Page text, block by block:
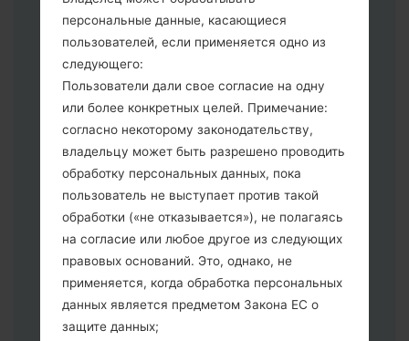
выберите CSC _ ***, в другом случае
выберите HOME_CSC _ *** для
сохранения Ваших данных.
Теперь выключите устройство и
войдите в "Download" режим. Все
методы как это сделать:
Нажмите и удерживайте клавиши:
питание, громкости и Bixbi.
Нажмите и удерживайте клавиши:
регулировки громкости. Подключив
телефон к ПК используя USB кабель.
Нажмите и удерживайте клавиши:
питание, громкости и домой.
Подключите USB кабель и нажмите
клавиши: уменьшение звука и Bixbi.
персональные данные, касающиеся
пользователей, если применяется одно из
следующего:
Пользователи дали свое согласие на одну
или более конкретных целей. Примечание:
согласно некоторому законодательству,
владельцу может быть разрешено проводить
обработку персональных данных, пока
пользователь не выступает против такой
обработки («не отказывается»), не полагаясь
на согласие или любое другое из следующих
правовых оснований. Это, однако, не
применяется, когда обработка персональных
данных является предметом Закона ЕС о
защите данных;